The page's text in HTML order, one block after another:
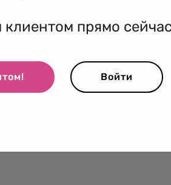
прямо
Войти